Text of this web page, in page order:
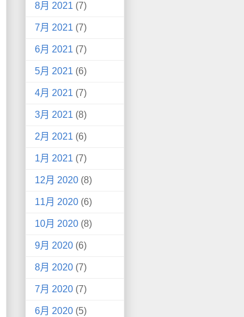
8月 2021 (7)
7月 2021 (7)
6月 2021 (7)
5月 2021 (6)
4月 2021 (7)
3月 2021 (8)
2月 2021 (6)
1月 2021 (7)
12月 2020 (8)
11月 2020 (6)
10月 2020 (8)
9月 2020 (6)
8月 2020 (7)
7月 2020 (7)
6月 2020 (5)